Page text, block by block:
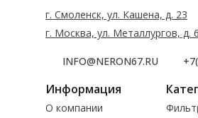
Информация
О компании
INFO@NERON67.RU
г. Смоленск, ул. Кашена, д. 23
г. Москва, ул. Металлургов, д.